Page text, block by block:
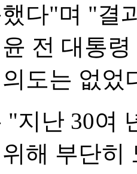
다"며 "결
전 대통
도는 없었
"지난 30여
해 부단히